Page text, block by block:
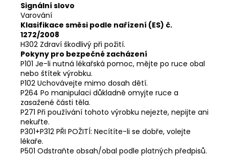
Signální slovo
Varování
Klasifikace směsi podle nařízení (ES) č.
1272/2008
H302 Zdraví škodlivý při požití.
Pokyny pro bezpečné zacházení
P101 Je-li nutná lékařská pomoc, mějte po ruce obal
nebo štítek výrobku.
P102 Uchovávejte mimo dosah dětí.
P264 Po manipulaci důkladně omyjte ruce a
zasažené části těla.
P271 Při používání tohoto výrobku nejezte, nepijte ani
nekuřte.
P301+P312 PŘI POŽITÍ: Necítíte-li se dobře, volejte
lékaře.
P501 Odstraňte obsah/obal podle platných předpisů.